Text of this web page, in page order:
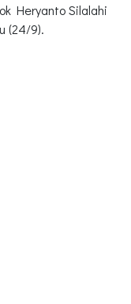
Heryanto Silalahi
(24/9).